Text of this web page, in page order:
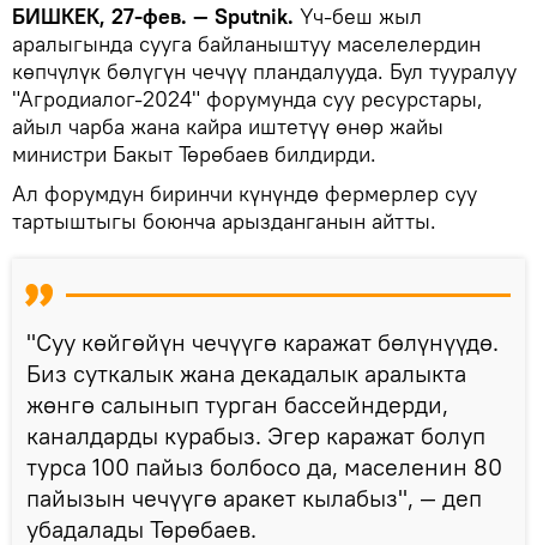
БИШКЕК, 27-фев. — Sputnik. Үч-беш жыл
аралыгында сууга байланыштуу маселелердин
көпчүлүк бөлүгүн чечүү пландалууда. Бул тууралуу
"Агродиалог-2024" форумунда суу ресурстары,
айыл чарба жана кайра иштетүү өнөр жайы
министри Бакыт Төрөбаев билдирди.
Ал форумдун биринчи күнүндө фермерлер суу
тартыштыгы боюнча арызданганын айтты.
"Суу көйгөйүн чечүүгө каражат бөлүнүүдө.
Биз суткалык жана декадалык аралыкта
жөнгө салынып турган бассейндерди,
каналдарды курабыз. Эгер каражат болуп
турса 100 пайыз болбосо да, маселенин 80
пайызын чечүүгө аракет кылабыз", — деп
убадалады Төрөбаев.